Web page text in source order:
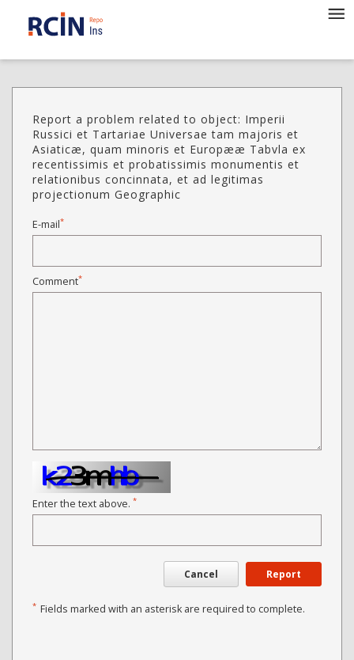
Report a problem related to object: Imperii
Russici et Tartariae Universae tam majoris et
Asiaticæ, quam minoris et Europææ Tabvla ex
recentissimis et probatissimis monumentis et
relationibus concinnata, et ad legitimas
projectionum Geographic
E-mail*
Comment*
Enter the text above. *
Cancel Report
* Fields marked with an asterisk are required to complete.